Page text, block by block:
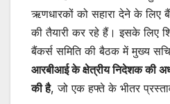
ऋणधारकों को सहारा देने के लिए
की तैयारी कर रहे हैं। इसके लिए
बैंकर्स समिति की बैठक में मुख्य
आरबीआई के क्षेत्रीय निदेशक की
की है, जो एक हफ्ते के भीतर